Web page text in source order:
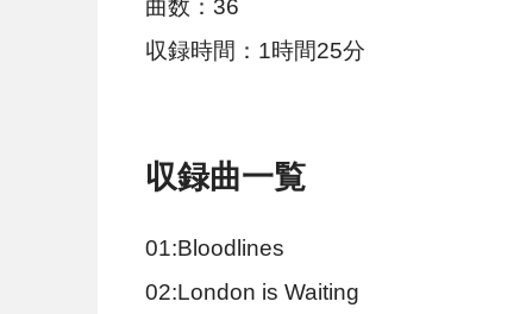
曲数：36
収録時間：1時間25分
収録曲一覧
01:Bloodlines
02:London is Waiting